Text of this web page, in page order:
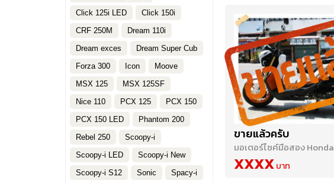
ขายแล้วครับ
มอเตอร์ไซค์มือสอง Honda
XXXX
Click 125i LED
Click 150i
CRF 250M
Dream 110i
Dream exces
Dream Super Cub
Forza 300
Icon
Moove
MSX 125
MSX 125SF
Nice 110
PCX 125
PCX 150
PCX 150 LED
Phantom 200
Rebel 250
Scoopy-i
Scoopy-i LED
Scoopy-i New
Scoopy-i S12
Sonic
Spacy-i